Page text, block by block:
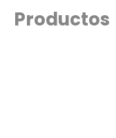
Productos